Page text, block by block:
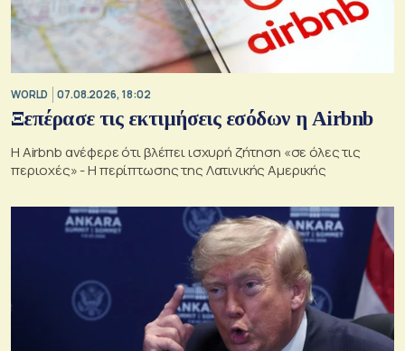
WORLD 07.08.2026, 18:02
Ξεπέρασε τις εκτιμήσεις εσόδων η Airbnb
Η Airbnb ανέφερε ότι βλέπει ισχυρή ζήτηση «σε όλες τις
περιοχές» - Η περίπτωσης της Λατινικής Αμερικής